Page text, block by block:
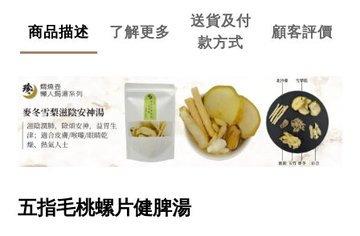
商品描述 了解更多
送貨及付
款方式
顧客評價
五指毛桃螺片健脾湯